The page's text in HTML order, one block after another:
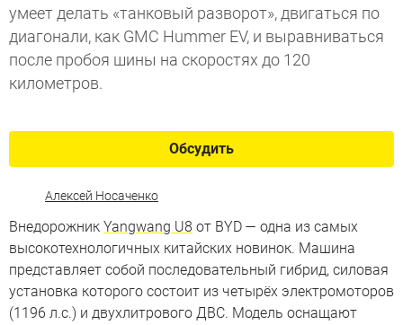
умеет делать «танковый разворот», двигаться по
диагонали, как GMC Hummer EV, и выравниваться
после пробоя шины на скоростях до 120
километров.
Обсудить
Алексей Носаченко
Внедорожник Yangwang U8 от BYD — одна из самых
высокотехнологичных китайских новинок. Машина
представляет собой последовательный гибрид, силовая
установка которого состоит из четырёх электромоторов
(1196 л.с.) и двухлитрового ДВС. Модель оснащают